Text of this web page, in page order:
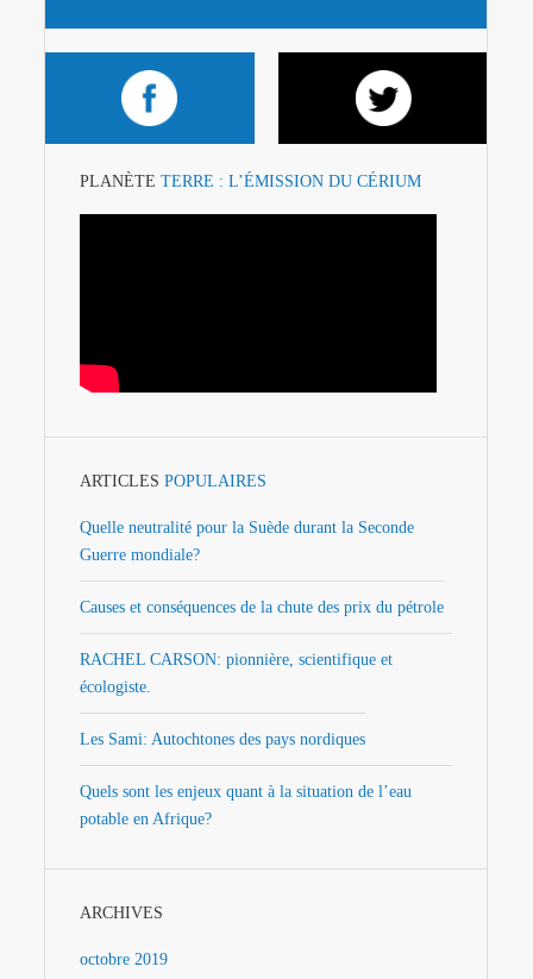
PLANÈTE TERRE : L’ÉMISSION DU CÉRIUM
ARTICLES POPULAIRES
Quelle neutralité pour la Suède durant la Seconde
Guerre mondiale?
Causes et conséquences de la chute des prix du pétrole
RACHEL CARSON: pionnière, scientifique et
écologiste.
Les Sami: Autochtones des pays nordiques
Quels sont les enjeux quant à la situation de l’eau
potable en Afrique?
ARCHIVES
octobre 2019